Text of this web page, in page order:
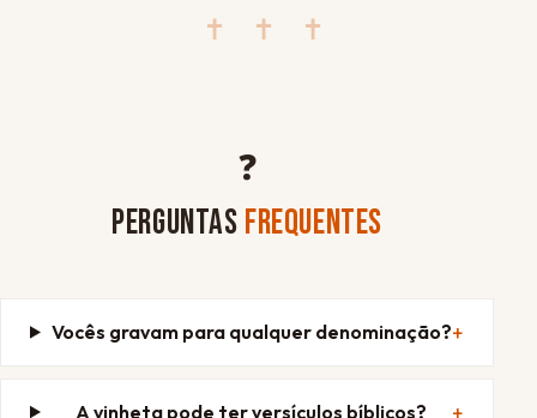
✝ ✝ ✝
❓
PERGUNTAS FREQUENTES
Vocês gravam para qualquer denominação?
A vinheta pode ter versículos bíblicos?